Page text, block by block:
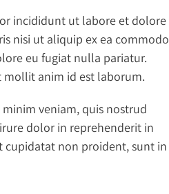
incididunt ut labore et dolore
nisi ut aliquip ex ea commodo
eu fugiat nulla pariatur.
mollit anim id est laborum.
veniam, quis nostrud
dolor in reprehenderit in
cupidatat non proident, sunt in